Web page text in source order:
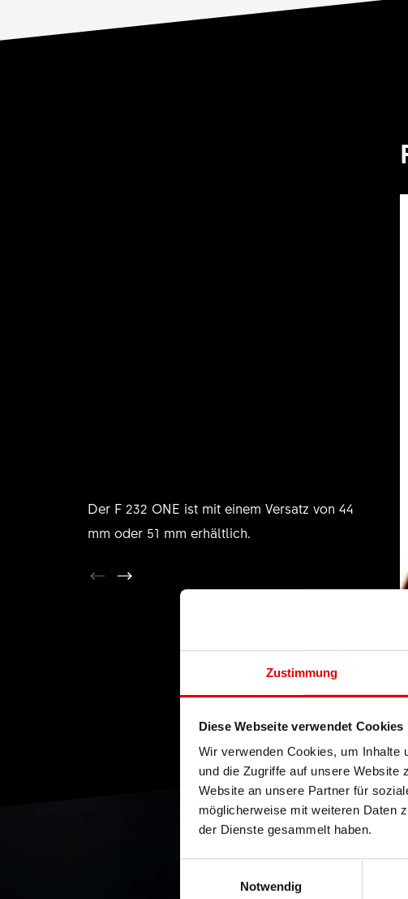
Zustimmung
Diese Webseite verwendet Cookies
Wir verwenden Cookies, um Inhalte
und die Zugriffe auf unsere Website
Website an unsere Partner für
möglicherweise mit weiteren Daten
der Dienste gesammelt haben.
Notwendig
Der F 232 ONE ist mit einem Versatz von 44
mm oder 51 mm erhältlich.